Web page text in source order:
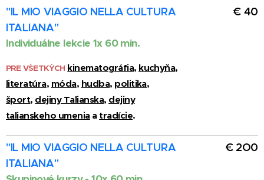
"IL MIO VIAGGIO NELLA CULTURA
ITALIANA"
Individuálne lekcie 1x 60 min.
PRE VŚETKÝCH kinematográfia, kuchyňa,
literatúra, móda, hudba, politika,
šport, dejiny Talianska, dejiny
talianskeho umeniaa tradície.
€ 40
"IL MIO VIAGGIO NELLA CULTURA
ITALIANA"
€ 2O0